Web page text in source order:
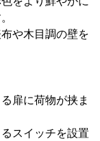
木目調の壁を
に荷物が挟ま
イッチを設置